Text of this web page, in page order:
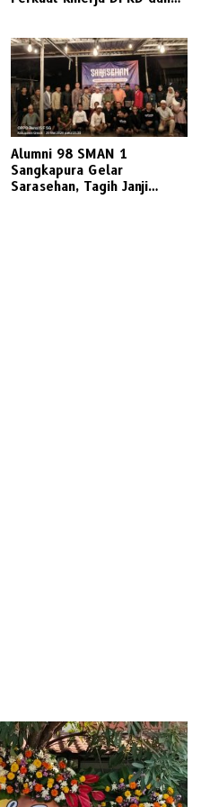
Alumni 98 SMAN 1
Sangkapura Gelar
Sarasehan, Tagih Janji